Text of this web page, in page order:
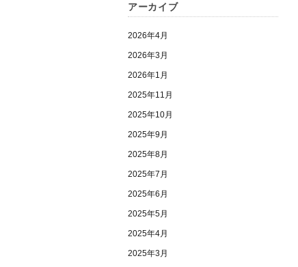
アーカイブ
2026年4月
2026年3月
2026年1月
2025年11月
2025年10月
2025年9月
2025年8月
2025年7月
2025年6月
2025年5月
2025年4月
2025年3月